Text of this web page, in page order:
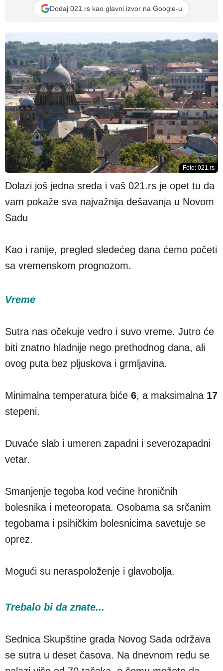
Dodaj 021.rs kao glavni izvor na Google-u
Foto: 021.rs
Dolazi još jedna sreda i vaš 021.rs je opet tu da
vam pokaže sva najvažnija dešavanja u Novom
Sadu
Kao i ranije, pregled sledećeg dana ćemo početi
sa vremenskom prognozom.
Vreme
Sutra nas očekuje vedro i suvo vreme. Jutro će
biti znatno hladnije nego prethodnog dana, ali
ovog puta bez pljuskova i grmljavina.
Minimalna temperatura biće 6, a maksimalna 17
stepeni.
Duvaće slab i umeren zapadni i severozapadni
vetar.
Smanjenje tegoba kod većine hroničnih
bolesnika i meteoropata. Osobama sa srčanim
tegobama i psihičkim bolesnicima savetuje se
oprez.
Mogući su neraspoloženje i glavobolja.
Trebalo bi da znate...
Sednica Skupštine grada Novog Sada održava
se sutra u deset časova. Na dnevnom redu se